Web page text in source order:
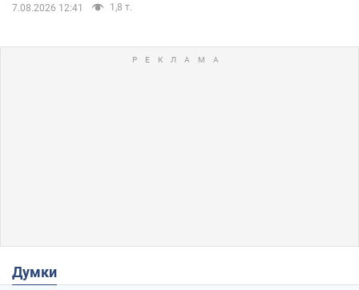
7.08.2026 12:41 1,8 т.
Думки